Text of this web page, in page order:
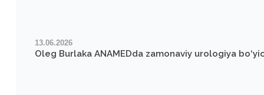
13.06.2026
Oleg Burlaka ANAMEDda zamonaviy urologiya